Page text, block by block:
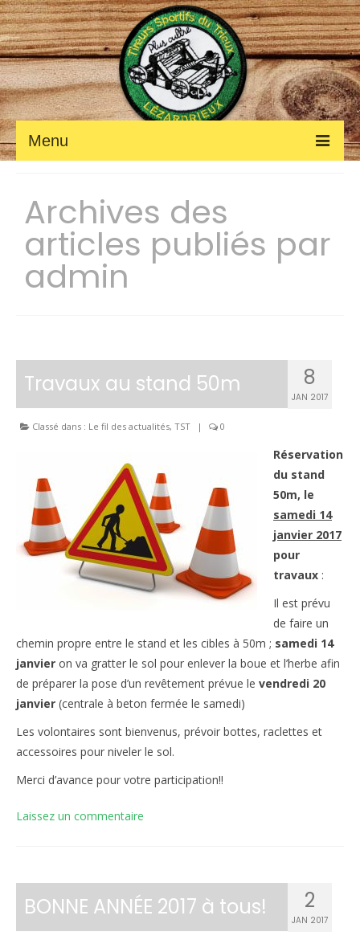
Menu
Fil des ACTUALITÉS
Petites annonces
Le règlement intérieur TST
Les tirs pratiqués
Les équipements
Les disciplines Armes Anciennes
Les catégories d’âges FFTIR
Présentation
Inscription 10M Centre Ville
COMPÉTITIONS
Inscriptions
Résultats
CALENDRIERS TST
Ball-Trap
Archives des
articles publiés par
admin
8
JAN 2017
Travaux au stand 50m
Classé dans : Le fil des actualités, TST | 0
Réservation
du stand
50m, le
samedi 14
janvier 2017
pour
travaux :
Il est prévu
de faire un
chemin propre entre le stand et les cibles à 50m ; samedi 14
janvier on va gratter le sol pour enlever la boue et l’herbe afin
de préparer la pose d’un revêtement prévue le vendredi 20
janvier (centrale à beton fermée le samedi)
Les volontaires sont bienvenus, prévoir bottes, raclettes et
accessoires pour niveler le sol.
Merci d’avance pour votre participation!!
Laissez un commentaire
2
JAN 2017
BONNE ANNÉE 2017 à tous!